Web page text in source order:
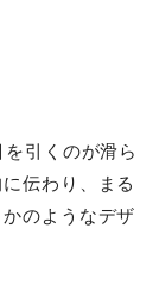
引くのが滑ら
伝わり、まる
のようなデザ